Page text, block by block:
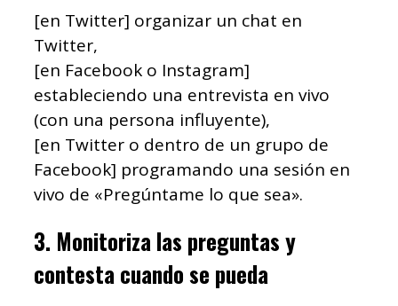
[en Twitter] organizar un chat en
Twitter,
[en Facebook o Instagram]
estableciendo una entrevista en vivo
(con una persona influyente),
[en Twitter o dentro de un grupo de
Facebook] programando una sesión en
vivo de «Pregúntame lo que sea».
3. Monitoriza las preguntas y
contesta cuando se pueda